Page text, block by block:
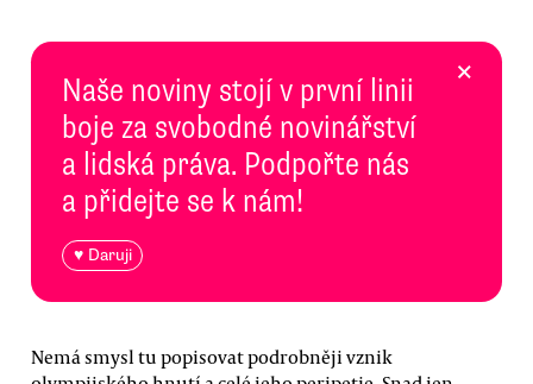
Naše noviny stojí v první linii
boje za svobodné novinářství
a lidská práva. Podpořte nás
a přidejte se k nám!
♥ Daruji
×
Nemá smysl tu popisovat podrobněji vznik